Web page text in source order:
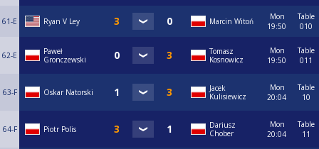
61-E Ryan V Ley Marcin Witoń
Mon
19:50
Table
010
62-E
Paweł
Gronczewski
Tomasz
Kosnowicz
Mon
19:50
Table
011
63-F Oskar Natorski
Jacek
Kulisiewicz
Mon
20:04
Table
10
64-F Piotr Polis
Dariusz
Chober
Mon
20:04
Table
11